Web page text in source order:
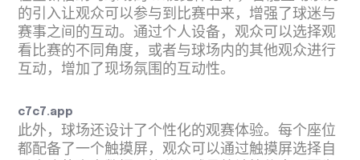
的引入让观众可以参与到比赛中来，增强了球迷与
赛事之间的互动。通过个人设备，观众可以选择观
看比赛的不同角度，或者与球场内的其他观众进行
互动，增加了现场氛围的互动性。
c7c7.app
此外，球场还设计了个性化的观赛体验。每个座位
都配备了一个触摸屏，观众可以通过触摸屏选择自